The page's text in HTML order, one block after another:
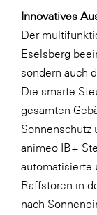
Somfy
Sony
STIHL
Trend
TAG
VALETTA
Verband
Innovatives
Der
Eselsberg
sondern auch
Die smarte
gesamten
Sonnenschutz
animeo IB+
automatisierte
Raffstoren in
nach